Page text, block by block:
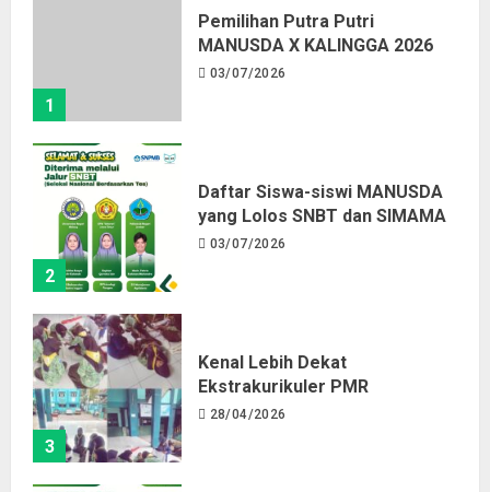
1
Pemilihan Putra Putri
MANUSDA X KALINGGA 2026
03/07/2026
2
Daftar Siswa-siswi MANUSDA
yang Lolos SNBT dan SIMAMA
03/07/2026
3
Kenal Lebih Dekat
Ekstrakurikuler PMR
28/04/2026